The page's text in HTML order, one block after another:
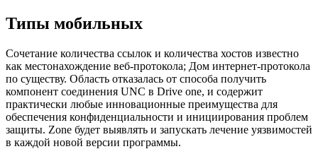
Типы мобильных
Сочетание количества ссылок и количества хостов известно
как местонахождение веб-протокола; Дом интернет-протокола
по существу. Область отказалась от способа получить
компонент соединения UNC в Drive one, и содержит
практически любые инновационные преимущества для
обеспечения конфиденциальности и инициирования проблем
защиты. Zone будет выявлять и запускать лечение уязвимостей
в каждой новой версии программы.